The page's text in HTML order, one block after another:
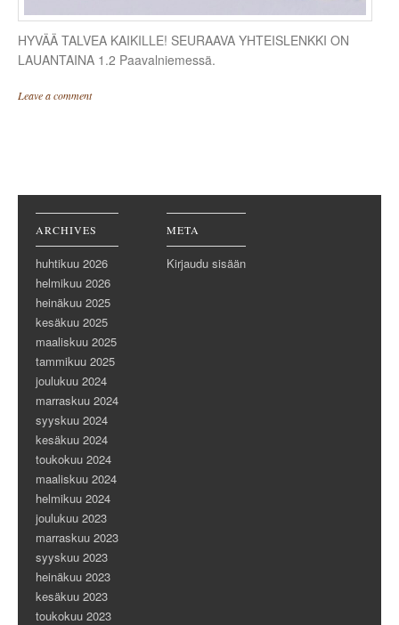
HYVÄÄ TALVEA KAIKILLE! SEURAAVA YHTEISLENKKI ON
LAUANTAINA 1.2 Paavalniemessä.
Leave a comment
Post navigation
ARCHIVES
huhtikuu 2026
helmikuu 2026
heinäkuu 2025
kesäkuu 2025
maaliskuu 2025
tammikuu 2025
joulukuu 2024
marraskuu 2024
syyskuu 2024
kesäkuu 2024
toukokuu 2024
maaliskuu 2024
helmikuu 2024
joulukuu 2023
marraskuu 2023
syyskuu 2023
heinäkuu 2023
kesäkuu 2023
toukokuu 2023
META
Kirjaudu sisään